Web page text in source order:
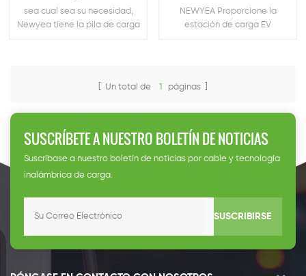
sea cual sea su necesidad,
Newyea tiene la pila de carga
NEWYEA Proporcione la
estación de carga EV
[ Un total de 1 páginas ]
SUSCRÍBETE A NUESTRO BOLETÍN DE NOTICIAS
Suscríbase a nuestro boletín de noticias por cable y tecnología
inalámbrica de carga.
SUSCRIBIRSE